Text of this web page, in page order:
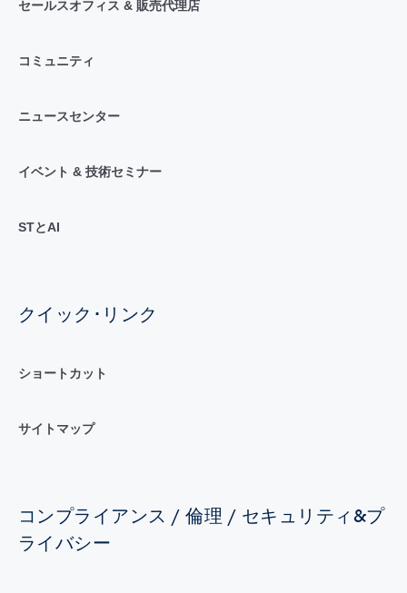
セールスオフィス & 販売代理店
コミュニティ
ニュースセンター
イベント & 技術セミナー
STとAI
クイック･リンク
ショートカット
サイトマップ
コンプライアンス / 倫理 / セキュリティ&プ
ライバシー